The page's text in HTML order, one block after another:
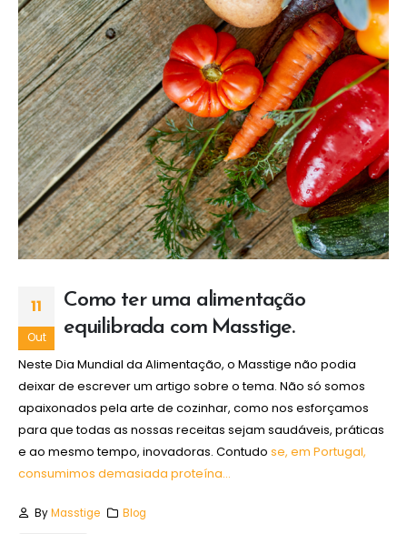
11
Out
Como ter uma alimentação
equilibrada com Masstige.
Neste Dia Mundial da Alimentação, o Masstige não podia
deixar de escrever um artigo sobre o tema. Não só somos
apaixonados pela arte de cozinhar, como nos esforçamos
para que todas as nossas receitas sejam saudáveis, práticas
e ao mesmo tempo, inovadoras. Contudo se, em Portugal,
consumimos demasiada proteína...
ByMasstige Blog